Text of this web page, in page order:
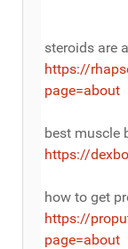
steroids are
https://
page=about
best muscle
https://
how to get
https://
page=about